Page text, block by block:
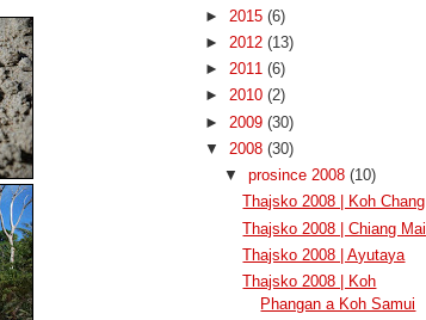
► 2015 (6)
► 2012 (13)
► 2011 (6)
► 2010 (2)
► 2009 (30)
▼ 2008 (30)
▼ prosince 2008 (10)
Thajsko 2008 | Koh Chang
Thajsko 2008 | Chiang Mai
Thajsko 2008 | Ayutaya
Thajsko 2008 | Koh
Phangan a Koh Samui